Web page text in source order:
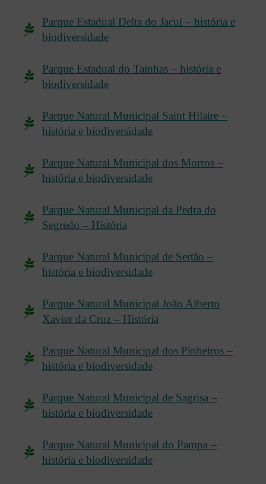
Parque Estadual Delta do Jacuí – história e
biodiversidade
Parque Estadual do Tainhas – história e
biodiversidade
Parque Natural Municipal Saint Hilaire –
história e biodiversidade
Parque Natural Municipal dos Morros –
história e biodiversidade
Parque Natural Municipal da Pedra do
Segredo – História
Parque Natural Municipal de Sertão –
história e biodiversidade
Parque Natural Municipal João Alberto
Xavier da Cruz – História
Parque Natural Municipal dos Pinheiros –
história e biodiversidade
Parque Natural Municipal de Sagrisa –
história e biodiversidade
Parque Natural Municipal do Pampa –
história e biodiversidade